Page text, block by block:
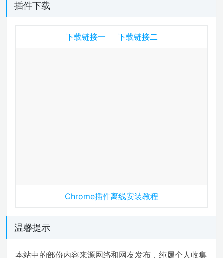
插件下载
下载链接一 下载链接二
Chrome插件离线安装教程
温馨提示
本站中的部份内容来源网络和网友发布，纯属个人收集